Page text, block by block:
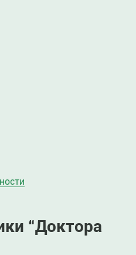
“Доктора